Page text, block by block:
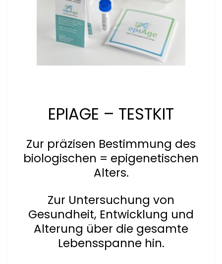
EPIAGE – TESTKIT
Zur präzisen Bestimmung des
biologischen = epigenetischen
Al­ters.
Zur Untersuchung von
Gesundheit, Entwicklung und
Alterung über die gesamte
Lebensspanne hin.